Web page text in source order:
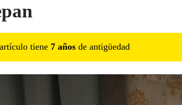
tiene 7 años de antigüedad